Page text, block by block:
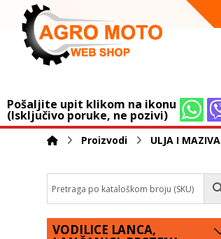
Pošaljite upit klikom na ikonu
(Isključivo poruke, ne pozivi)
Proizvodi ULJA I MAZIVA
VODILICE LANCA,